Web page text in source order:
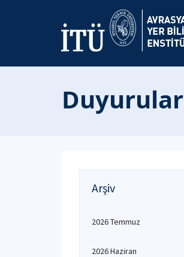
Duyurular
Arşiv
2026 Temmuz
2026 Haziran